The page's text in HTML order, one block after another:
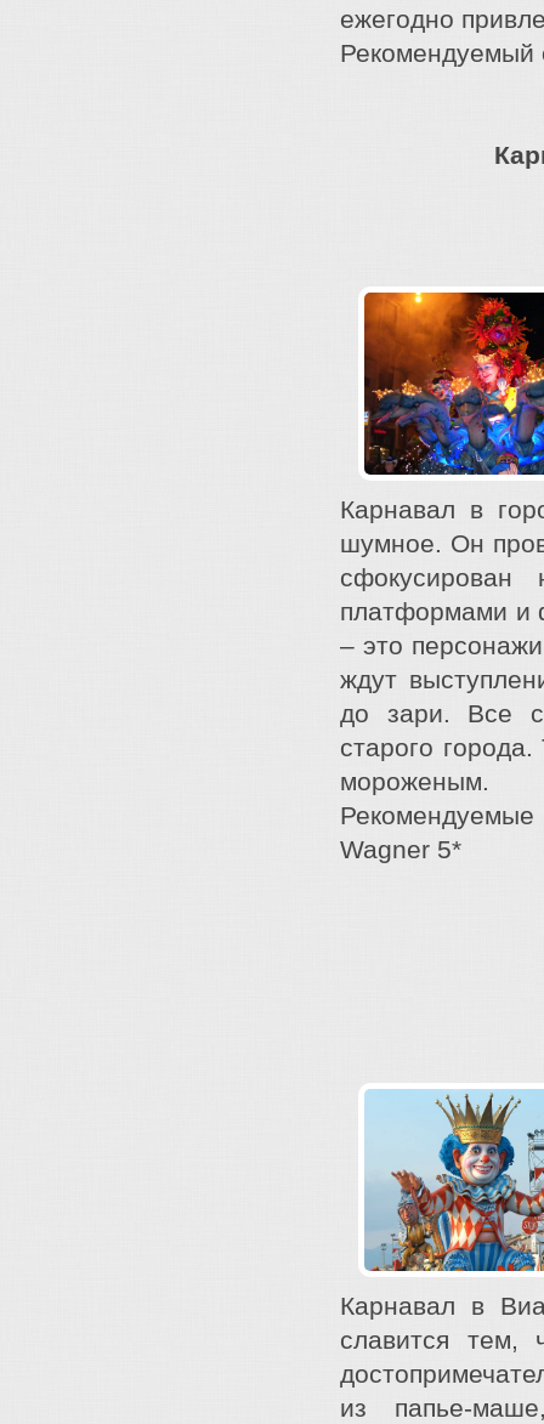
ежегодно
Рекомендуемый
Карнавал в
шумное. Он
платформами и
– это
ждут
до зари. Все
старого
мороженым.
Wagner 5*
Карнавал в
славится тем,
из папье-